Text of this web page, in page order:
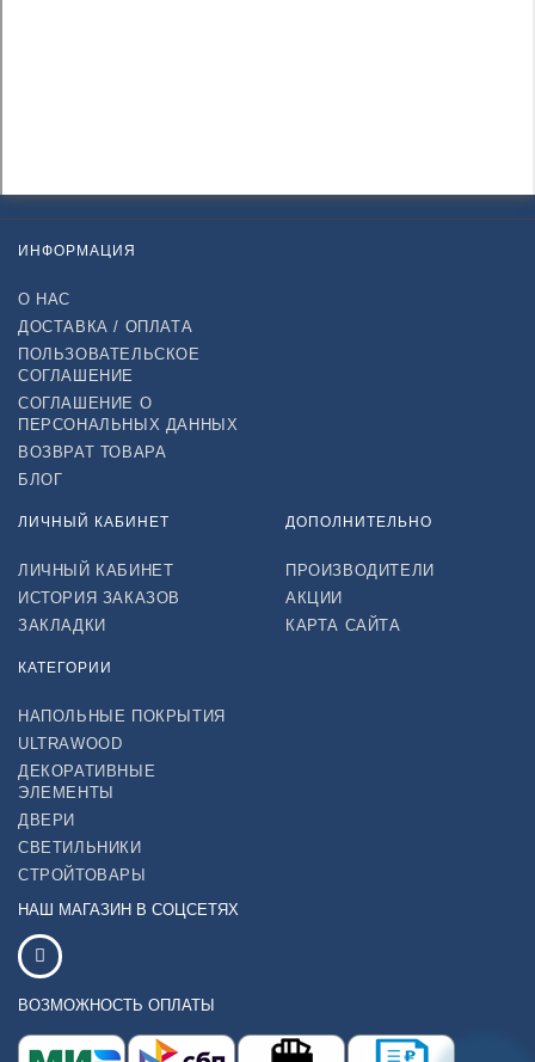
ИНФОРМАЦИЯ
О НАС
ДОСТАВКА / ОПЛАТА
ПОЛЬЗОВАТЕЛЬСКОЕ
СОГЛАШЕНИЕ
СОГЛАШЕНИЕ О
ПЕРСОНАЛЬНЫХ ДАННЫХ
ВОЗВРАТ ТОВАРА
БЛОГ
ЛИЧНЫЙ КАБИНЕТ
ЛИЧНЫЙ КАБИНЕТ
ИСТОРИЯ ЗАКАЗОВ
ЗАКЛАДКИ
ДОПОЛНИТЕЛЬНО
ПРОИЗВОДИТЕЛИ
АКЦИИ
КАРТА САЙТА
КАТЕГОРИИ
НАПОЛЬНЫЕ ПОКРЫТИЯ
ULTRAWOOD
ДЕКОРАТИВНЫЕ
ЭЛЕМЕНТЫ
ДВЕРИ
СВЕТИЛЬНИКИ
СТРОЙТОВАРЫ
НАШ МАГАЗИН В СОЦСЕТЯХ
ВОЗМОЖНОСТЬ ОПЛАТЫ